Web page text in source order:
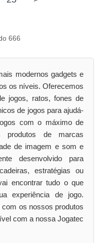
666
modernos gadgets e
os níveis. Oferecemos
jogos, ratos, fones de
de jogos para ajudá-
com o máximo de
produtos de marcas
de imagem e som e
desenvolvido para
estratégias ou
encontrar tudo o que
experiência de jogo.
os nossos produtos
com a nossa Jogatec